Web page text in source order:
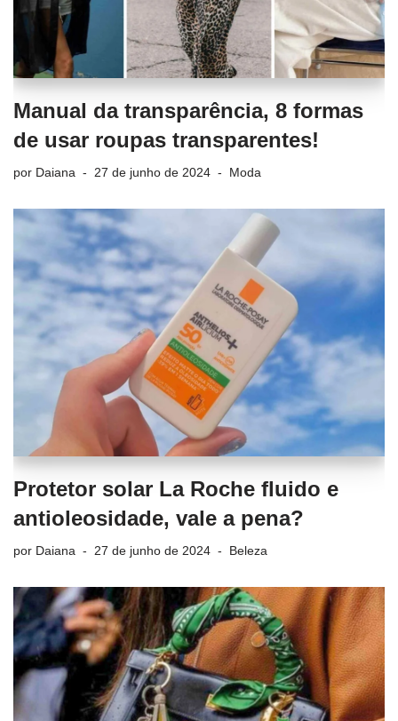
Manual da transparência, 8 formas
de usar roupas transparentes!
por Daiana 27 de junho de 2024 Moda
Protetor solar La Roche fluido e
antioleosidade, vale a pena?
por Daiana 27 de junho de 2024 Beleza